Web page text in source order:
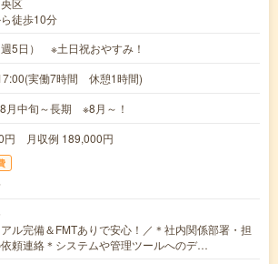
徒歩10分
5日） ※土日祝おやすみ！
実働7時間 休憩1時間)
月中旬～長期 ※8月～！
円 月収例 189,000円
ル完備＆FMTありで安心！／＊社内関係部署・担
頼連絡＊システムや管理ツールへのデ…